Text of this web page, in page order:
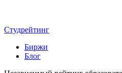
Студрейтинг
Биржи
Блог